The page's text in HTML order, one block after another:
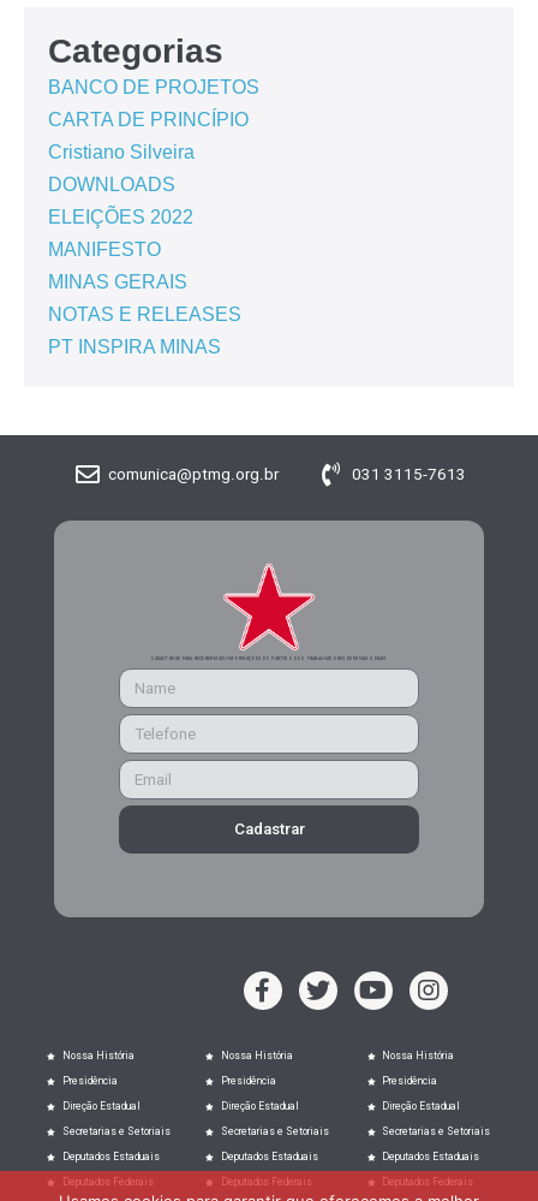
Categorias
BANCO DE PROJETOS
CARTA DE PRINCÍPIO
Cristiano Silveira
DOWNLOADS
ELEIÇÕES 2022
MANIFESTO
MINAS GERAIS
NOTAS E RELEASES
PT INSPIRA MINAS
comunica@ptmg.org.br 031 3115-7613
CADASTRE-SE PARA RECEBER MAIS INFORMAÇÕES DO PARTIDO DOS TRABALHADORES DE MINAS GERAIS
Cadastrar
Nossa História
Presidência
Direção Estadual
Secretarias e Setoriais
Deputados Estaduais
Deputados Federais
Nossa História
Presidência
Direção Estadual
Secretarias e Setoriais
Deputados Estaduais
Deputados Federais
Nossa História
Presidência
Direção Estadual
Secretarias e Setoriais
Deputados Estaduais
Deputados Federais